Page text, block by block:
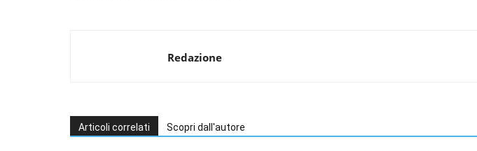
Redazione
Articoli correlati Scopri dall'autore